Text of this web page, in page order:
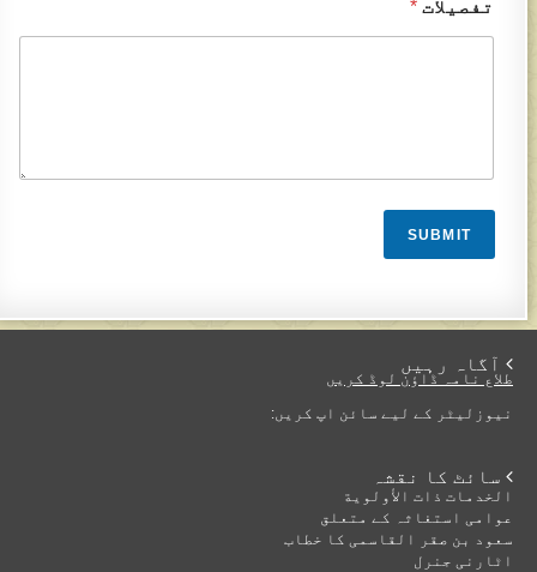
تفصیلات *
SUBMIT
 آگاہ رہیں
طلاع نامہ ڈاؤن لوڈ کریں
نیوزلیٹر کے لیے سائن اپ کریں:
 سائٹ کا نقشہ
الخدمات ذات الأولوية
عوامی استغاثہ کے متعلق
سعود بن صقر القاسمی کا خطاب
اٹارنی جنرل